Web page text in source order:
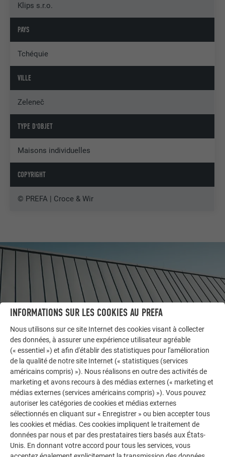
Klips s.r.o.
PAYS
Tchéquie
VILLE
Zeleneč
TYPE D'OBJET
Maisons individuelles
COPYRIGHT
© PREFA | Croce & Wir
LAISSEZ-VOUS INSPIRER
AUTRES BÂTIMENTS
La galerie de références PREFA démontre la
polyvalence de l’aluminium. Découvrez d’autres projets
impressionnants avec les solutions en aluminium
durables de PREFA pour toitures, systèmes solaires et
INFORMATIONS SUR LES COOKIES AU PREFA
Nous utilisons sur ce site Internet des cookies visant à collecter
des données, à assurer une expérience utilisateur agréable
(« essentiel ») et afin d'établir des statistiques pour l'amélioration
de la qualité de notre site Internet (« statistiques (services
américains compris) »). Nous réalisons en outre des activités de
marketing et avons recours à des médias externes (« marketing et
médias externes (services américains compris) »). Vous pouvez
autoriser les catégories de cookies et médias externes
sélectionnés en cliquant sur « Enregistrer » ou bien accepter tous
les cookies et médias. Ces cookies impliquent le traitement de
données par nous et par des prestataires tiers basés aux États-
Unis. En donnant votre accord pour tous les services, vous